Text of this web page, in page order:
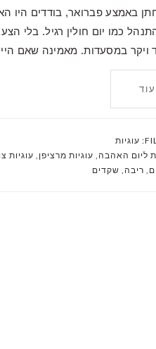
26 שנה כשהחלטנו להתחתן באמצע פברואר,
כמו יום חולין רגיל. בלי
ויקר במסעדות. מאמינה שאם
עוגיות
ליום האהבה, עוגיות מרציפן , עוגיות
, ריבה, שקדים